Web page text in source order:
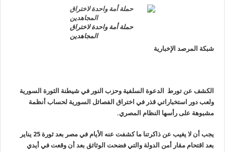
حملة أمة واحدة لاختراق
المجاهدين
شبكة المرصد الإخبارية
الكشف عن تورط الدعوة السلفية وحزب النور في شيطنة الثورة السورية
ولعب دور استخباراتي قذر في اختراق الفصائل السورية لحساب أنظمة
مشبوهة على رأسها النظام المصري.
يجب أن لا يغيب عن ذاكرتنا ما كشفت عنه الأيام في مصر بعد ثورة 25 يناير
بعد اقتحام مقار أمن الدولة والتي فضحت الوثائق بعد أن وقعت في أيدي